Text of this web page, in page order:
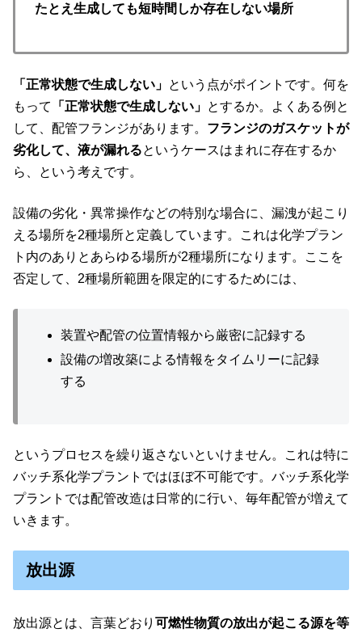
たとえ生成しても短時間しか存在しない場所
「正常状態で生成しない」 という点がポイントです。何を
もって
「正常状態で生成しない」 とするか。よくある例と
して、配管フランジがあります。 フランジのガスケットが
劣化して、液が漏れるというケースはまれに存在するか
ら、という考えです。
設備の劣化・異常操作などの特別な場合に、漏洩が起こり
える場所を2種場所と定義しています。これは化学プラン
ト内のありとあらゆる場所が2種場所になります。ここを
否定して、2種場所範囲を限定的にするためには、
装置や配管の位置情報から厳密に記録する
設備の増改築による情報をタイムリーに記録
する
というプロセスを繰り返さないといけません。これは特に
バッチ系化学プラントではほぼ不可能です。バッチ系化学
プラントでは配管改造は日常的に行い、毎年配管が増えて
いきます。
放出源
放出源とは、言葉どおり 可燃性物質の放出が起こる源を等